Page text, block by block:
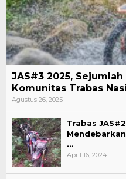
JAS#3 2025,
Komunitas Trabas
Agustus 26, 2025
Trabas
…
April 16, 2024